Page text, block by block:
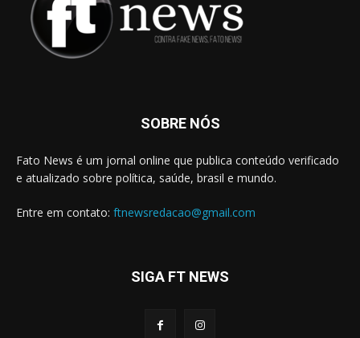
SOBRE NÓS
Fato News é um jornal online que publica conteúdo verificado
e atualizado sobre política, saúde, brasil e mundo.
Entre em contato: ftnewsredacao@gmail.com
SIGA FT NEWS